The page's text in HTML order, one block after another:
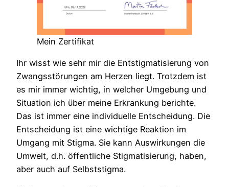
Mein Zertifikat
Ihr wisst wie sehr mir die Entstigmatisierung von
Zwangsstörungen am Herzen liegt. Trotzdem ist
es mir immer wichtig, in welcher Umgebung und
Situation ich über meine Erkrankung berichte.
Das ist immer eine individuelle Entscheidung. Die
Entscheidung ist eine wichtige Reaktion im
Umgang mit Stigma. Sie kann Auswirkungen die
Umwelt, d.h. öffentliche Stigmatisierung, haben,
aber auch auf Selbststigma.